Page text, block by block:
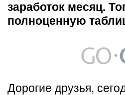
заработок месяц.
полноценную
Дорогие друзья,